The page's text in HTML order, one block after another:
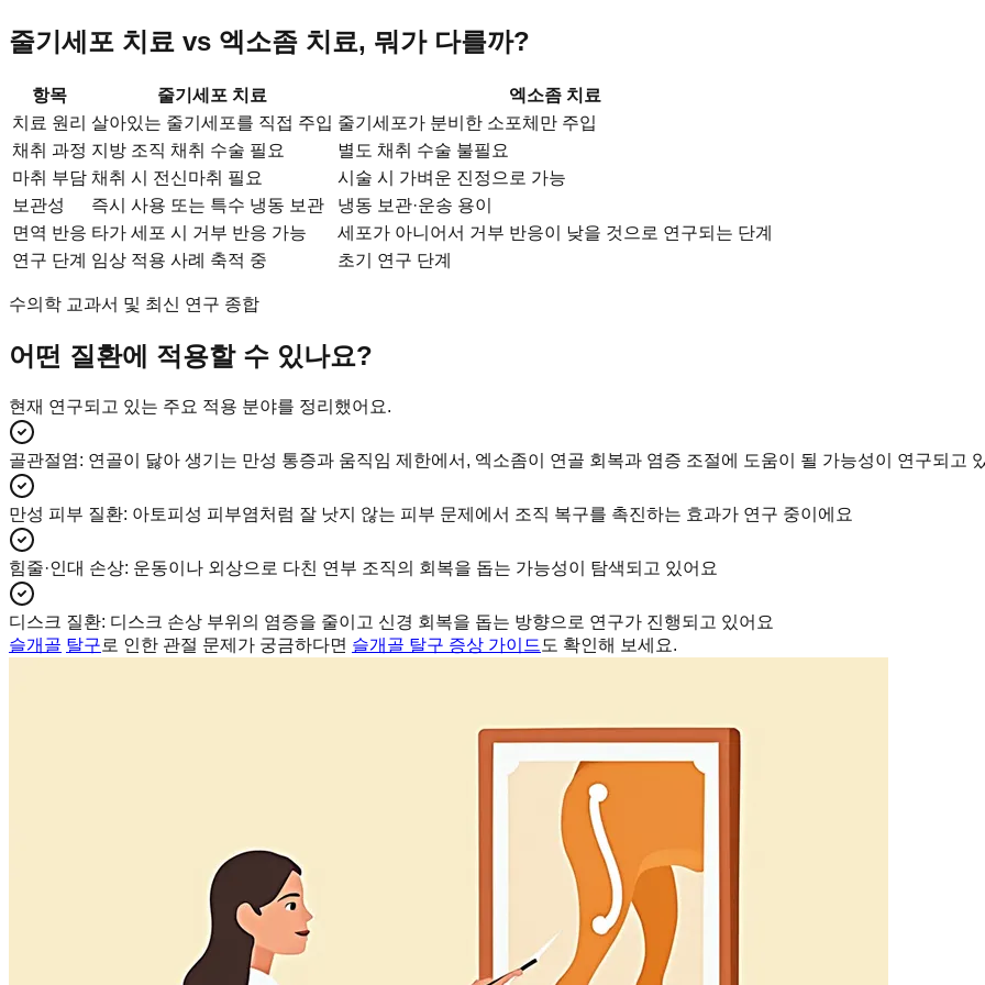
줄기세포 치료 vs 엑소좀 치료, 뭐가 다를까?
항목 줄기세포 치료
엑소좀 치료
치료 원리 살아있는 줄기세포를 직접 주입 줄기세포가 분비한 소포체만 주입
채취 과정 지방 조직 채취 수술 필요
별도 채취 수술 불필요
마취 부담 채취 시 전신마취 필요
시술 시 가벼운 진정으로 가능
보관성
즉시 사용 또는 특수 냉동 보관
냉동 보관·운송 용이
면역 반응 타가 세포 시 거부 반응 가능
세포가 아니어서 거부 반응이 낮을 것으로 연구되는 단계
연구 단계 임상 적용 사례 축적 중 초기 연구 단계
수의학 교과서 및 최신 연구 종합
어떤 질환에 적용할 수 있나요?
현재 연구되고 있는 주요 적용 분야를 정리했어요.
골관절염: 연골이 닳아 생기는 만성 통증과 움직임 제한에서, 엑소좀이 연골 회복과 염증 조절에 도움이 될 가능성이 연구되고
만성 피부 질환: 아토피성 피부염처럼 잘 낫지 않는 피부 문제에서 조직 복구를 촉진하는 효과가 연구 중이에요
힘줄·인대 손상: 운동이나 외상으로 다친 연부 조직의 회복을 돕는 가능성이 탐색되고 있어요
디스크 질환: 디스크 손상 부위의 염증을 줄이고 신경 회복을 돕는 방향으로 연구가 진행되고 있어요
슬개골 탈구 로 인한 관절 문제가 궁금하다면 슬개골 탈구 증상 가이드 도 확인해 보세요.